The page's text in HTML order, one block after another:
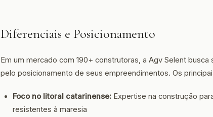
Diferenciais e Posicionamento
Em um mercado com 190+ construtoras, a Agv Selent
pelo posicionamento de seus empreendimentos. Os
Foco no litoral catarinense: Expertise na construção
resistentes à maresia